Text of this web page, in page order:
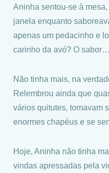
Aninha sentou-se à
janela enquanto
apenas um pedacinho e
carinho da avó? O sabor…
Não tinha mais, na
Relembrou ainda que
vários quitutes, tomavam
enormes chapéus e se
Hoje, Aninha não tinha
vindas apressadas pela